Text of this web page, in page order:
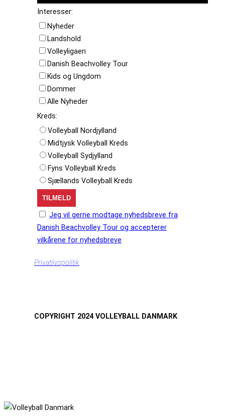
Interesser:
Nyheder
Landshold
Volleyligaen
Danish Beachvolley Tour
Kids og Ungdom
Dommer
Alle Nyheder
Kreds:
Volleyball Nordjylland
Midtjysk Volleyball Kreds
Volleyball Sydjylland
Fyns Volleyball Kreds
Sjællands Volleyball Kreds
Jeg vil gerne modtage nyhedsbreve fra
Danish Beachvolley Tour og accepterer
vilkårene for nyhedsbreve
Privatlivspolitik
COPYRIGHT 2024 VOLLEYBALL DANMARK